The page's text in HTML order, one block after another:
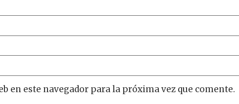
en este navegador para la próxima vez que comente.